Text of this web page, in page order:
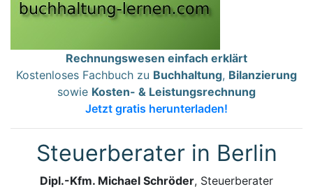
Rechnungswesen einfach erklärt
Kostenloses Fachbuch zu Buchhaltung, Bilanzierung
sowie Kosten- & Leistungsrechnung
Jetzt gratis herunterladen!
Steuerberater in Berlin
Dipl.-Kfm. Michael Schröder, Steuerberater